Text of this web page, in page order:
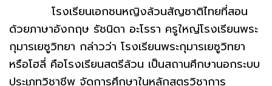
โรงเรียนเอกชนหญิงล้วนสัญชาติไทยที่สอน
ด้วยภาษาอังกฤษ รัชนิดา อะโรรา ครูใหญ่โรงเรียนพระ
กุมารเยซูวิทยา กล่าวว่า โรงเรียนพระกุมารเยซูวิทยา
หรือโฮลี่ คือโรงเรียนสตรีล้วน เป็นสถานศึกษานอกระบบ
ประเภทวิชาชีพ จัดการศึกษาในหลักสูตรวิชาการ